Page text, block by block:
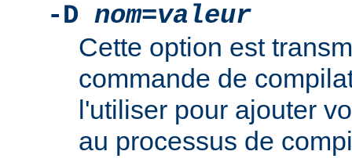
-D nom=valeur
Cette option est
commande de
l'utiliser pour ajouter
au processus de